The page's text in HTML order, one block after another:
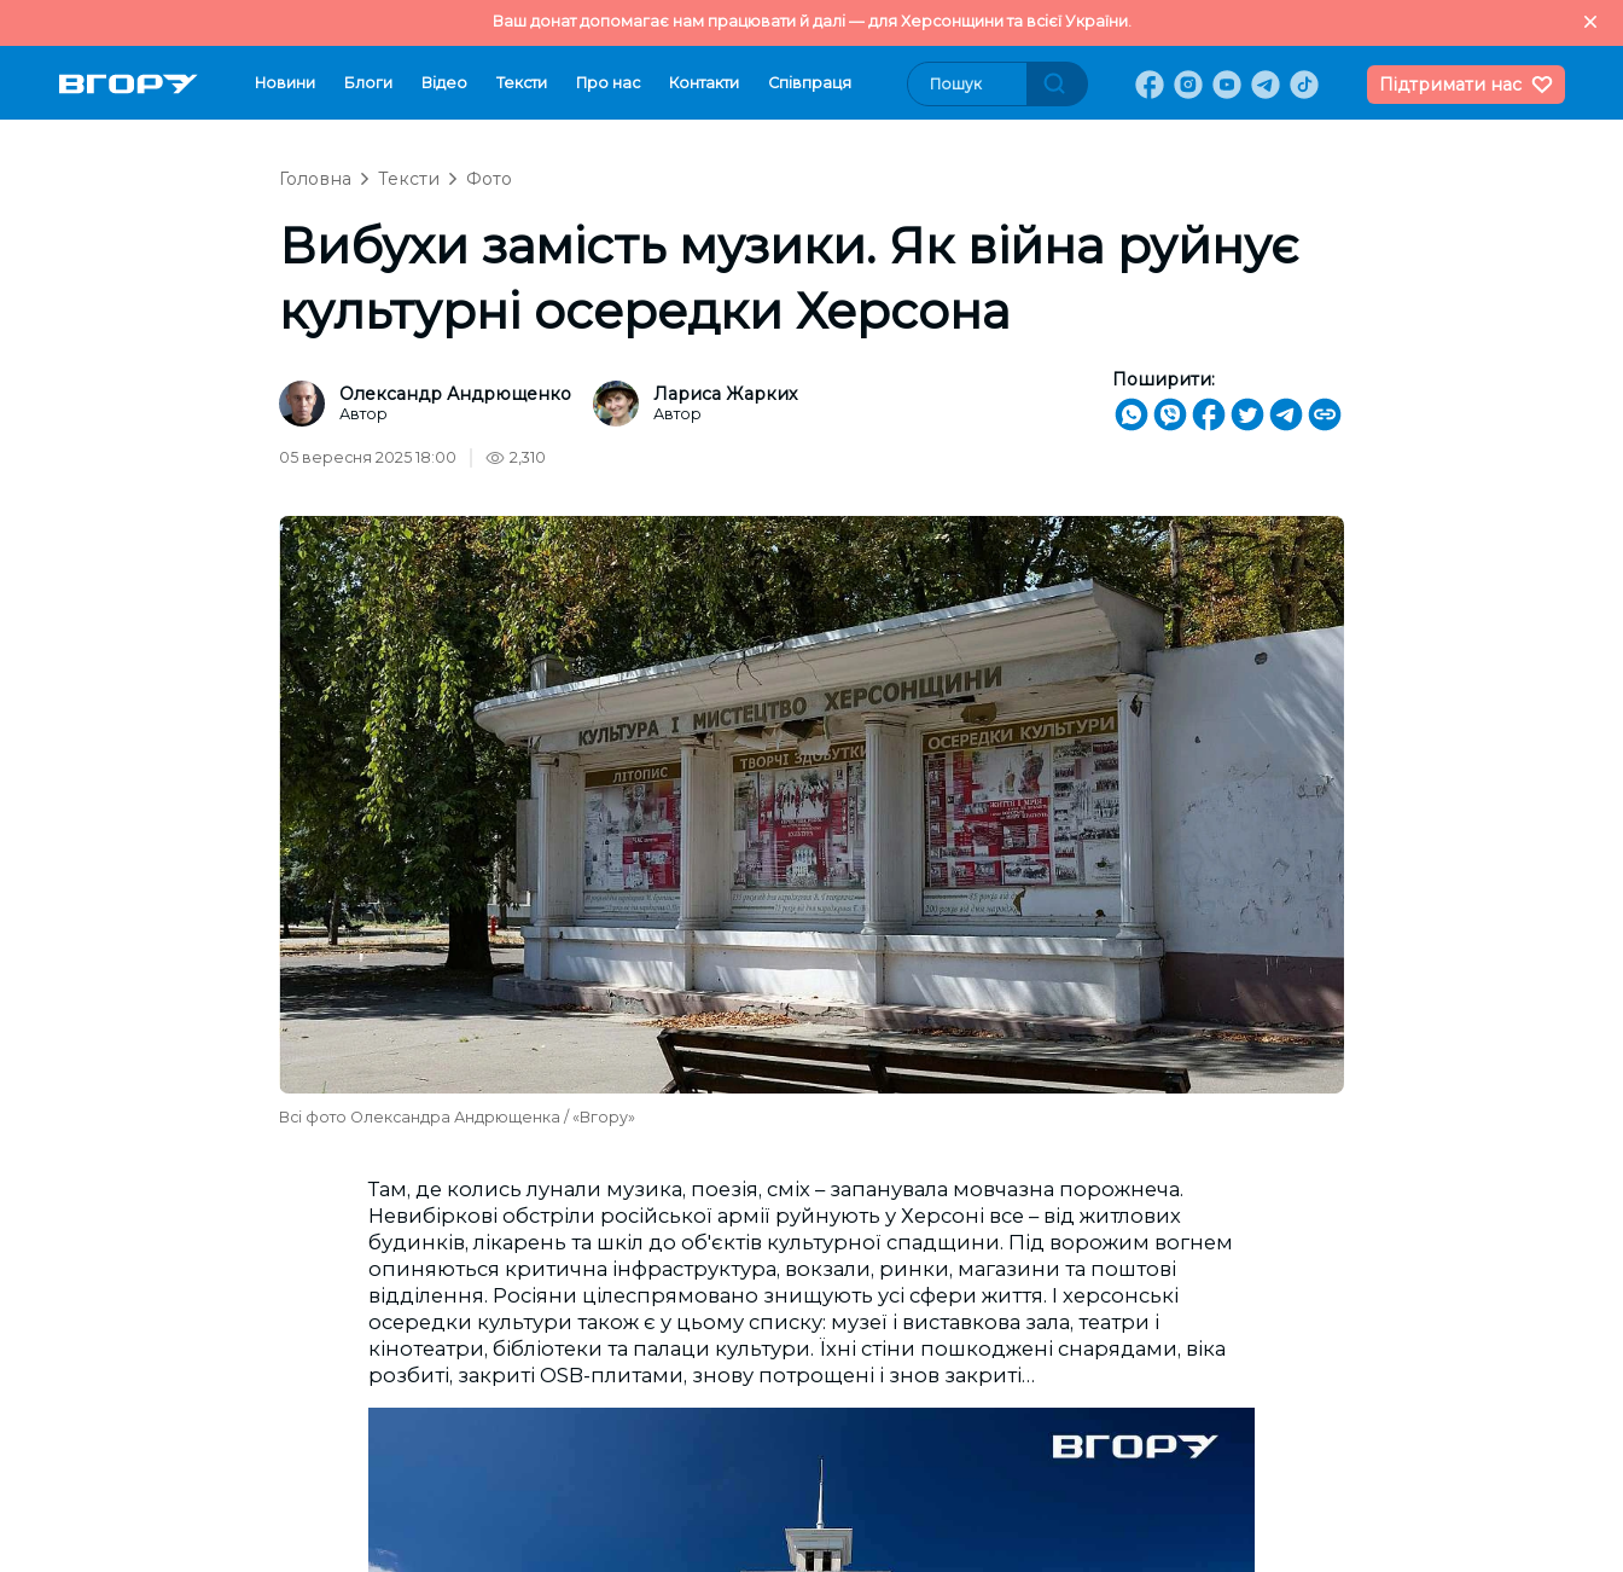
Ваш донат допомагає нам працювати й далі — для Херсонщини та всієї України.
Новини Блоги Відео Тексти Про нас Контакти Cпівпраця Підтримати нас
Головна Тексти Фото
Вибухи замість музики. Як війна руйнує
культурні осередки Херсона
Олександр Андрющенко
Автор
Лариса Жарких
Автор
Поширити:
05 вересня 2025 18:00 2,310
Всі фото Олександра Андрющенка / «Вгору»
Там, де колись лунали музика, поезія, сміх – запанувала мовчазна порожнеча.
Невибіркові обстріли російської армії руйнують у Херсоні все – від житлових
будинків, лікарень та шкіл до об'єктів культурної спадщини. Під ворожим вогнем
опиняються критична інфраструктура, вокзали, ринки, магазини та поштові
відділення. Росіяни цілеспрямовано знищують усі сфери життя. І херсонські
осередки культури також є у цьому списку: музеї і виставкова зала, театри і
кінотеатри, бібліотеки та палаци культури. Їхні стіни пошкоджені снарядами, віка
розбиті, закриті OSB-плитами, знову потрощені і знов закриті…